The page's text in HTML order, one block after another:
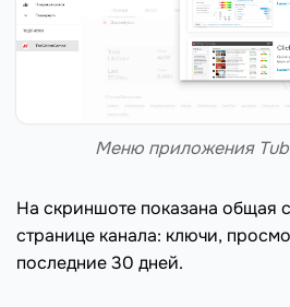
Меню приложения
На скриншоте показана общая
странице канала: ключи,
последние 30 дней.